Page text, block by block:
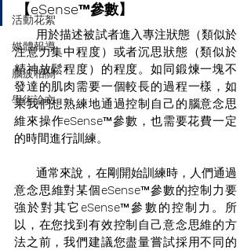
活動花絮
媒體報導
腦波相關
學術論文
【eSense™參數】
注意力集中程度）或者沉思狀態（類似於
精神放鬆程度）的程度。如同鍛煉一塊不
發達的肌肉需要一個較長的過程一樣，如
果我們想熟練地通過控制自己的腦意念思
維來操作eSense™參數，也需要花費一定
的時間進行訓練。
       通常來說，在剛開始訓練時，人們通過
意念思維對某個eSense™參數的控制力要
強於對其它 eSense™參數的控制力。所
以，在您找到有效控制自己意念思維的方
法之前，我們建議您盡量嘗試採用不同的